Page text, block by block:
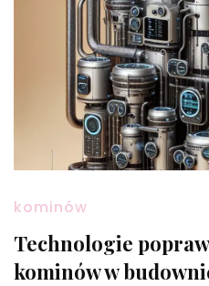
kominów
Technologie
kominów w